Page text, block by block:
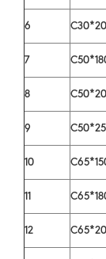
6
7
8
9
10
11
12